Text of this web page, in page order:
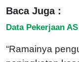
Baca Juga :
Data Pekerjaan
“Ramainya